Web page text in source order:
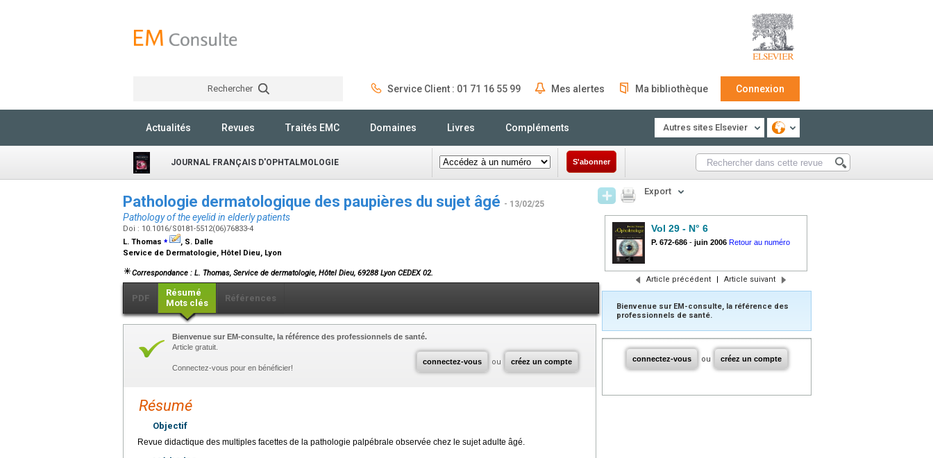
Rechercher Service Client : 01 71 16 55 99 Mes alertes Ma bibliothèque Connexion
Actualités Revues Traités EMC Domaines Livres Compléments Autres sites Elsevier
JOURNAL FRANÇAIS D'OPHTALMOLOGIE S'abonner
Pathologie dermatologique des paupières du sujet âgé - 13/02/25
Pathology of the eyelid in elderly patients
Doi : 10.1016/S0181-5512(06)76833-4
L. Thomas ⁎
, S. Dalle
Service de Dermatologie, Hôtel Dieu, Lyon
Correspondance : L. Thomas, Service de dermatologie, Hôtel Dieu, 69288 Lyon CEDEX 02.
PDF
Résumé
Mots clés
Références
connectez-vous ou créez un compte
Bienvenue sur EM-consulte, la référence des professionnels de santé.
Article gratuit.
Connectez-vous pour en bénéficier!
Résumé
Objectif
Revue didactique des multiples facettes de la pathologie palpébrale observée chez le sujet adulte âgé.
Export
Vol 29 - N° 6
P. 672-686 - juin 2006 Retour au numéro
Article précédent | Article suivant
Bienvenue sur EM-consulte, la référence des
professionnels de santé.
connectez-vous ou créez un compte